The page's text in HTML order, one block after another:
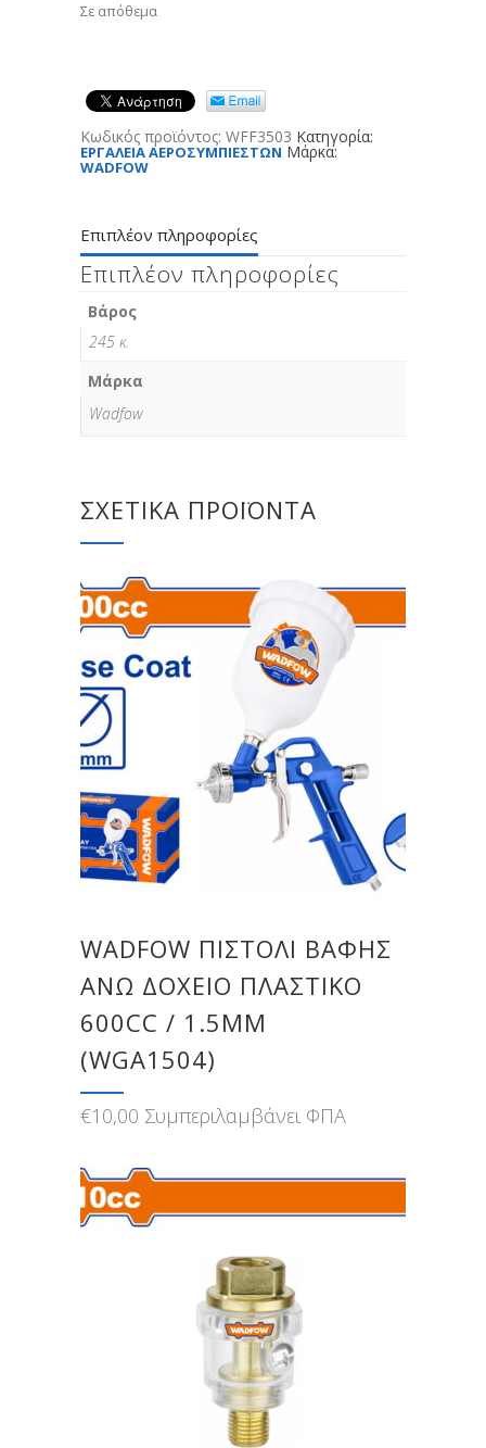
Σε απόθεμα
Κωδικός προϊόντος: WFF3503 Κατηγορία:
ΕΡΓΑΛΕΙΑ ΑΕΡΟΣΥΜΠΙΕΣΤΩΝ Μάρκα:
WADFOW
Επιπλέον πληροφορίες
Επιπλέον πληροφορίες
Βάρος
245 κ.
Μάρκα
Wadfow
ΣΧΕΤΙΚΆ ΠΡΟΪΌΝΤΑ
WADFOW ΠΙΣΤΟΛΙ ΒΑΦΗΣ
ΑΝΩ ΔΟΧΕΙΟ ΠΛΑΣΤΙΚΟ
600CC / 1.5MM
(WGA1504)
€10,00 Συμπεριλαμβάνει ΦΠΑ